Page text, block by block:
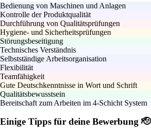
Bedienung von Maschinen und Anlagen
Kontrolle der Produktqualität
Durchführung von Qualitätsprüfungen
Hygiene- und Sicherheitsprüfungen
Störungsbeseitigung
Technisches Verständnis
Selbstständige Arbeitsorganisation
Flexibilität
Teamfähigkeit
Gute Deutschkenntnisse in Wort und Schrift
Qualitätsbewusstsein
Bereitschaft zum Arbeiten im 4-Schicht System
Einige Tipps für deine Bewerbung 🫡